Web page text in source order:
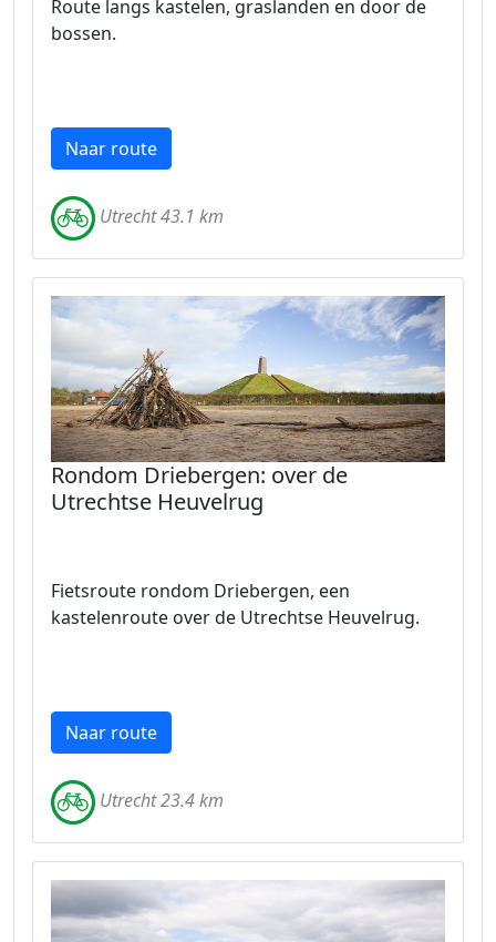
Route langs kastelen, graslanden en door de
bossen.
Naar route
Utrecht 43.1 km
Rondom Driebergen: over de
Utrechtse Heuvelrug
Fietsroute rondom Driebergen, een
kastelenroute over de Utrechtse Heuvelrug.
Naar route
Utrecht 23.4 km